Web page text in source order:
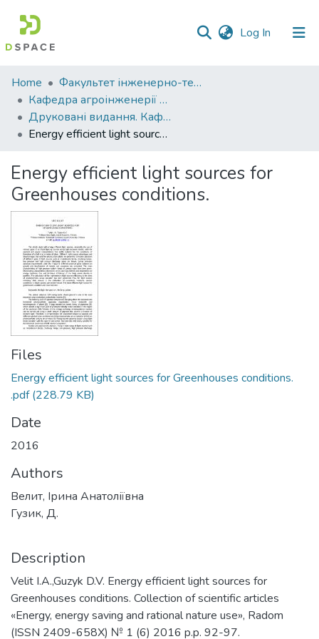
Log In (current)
Communities
&
Collections
All of DSpace
Statistics
Home
Факультет інженерно-технологічний
Кафедра агроінженерії та автомобільного транспорту
Друковані видання. Кафедра агроінженерії та автомобільного транспорту
Еnergy efficient light sources for Greenhouses conditions.
Еnergy efficient light sources for
Greenhouses conditions.
Files
Еnergy efficient light sources for Greenhouses conditions.
.pdf(228.79 KB)
Date
2016
Authors
Велит, Ірина Анатоліївна
Гузик, Д.
Description
Velit I.A.,Guzyk D.V. Еnergy efficient light sources for
Greenhouses conditions. Collection of scientific articles
«Energy, energy saving and rational nature use», Radom
(ISSN 2409-658X) № 1 (6) 2016 p.p. 92-97.